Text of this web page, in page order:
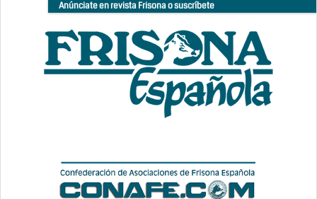
Anúnciate en revista Frisona o suscríbete